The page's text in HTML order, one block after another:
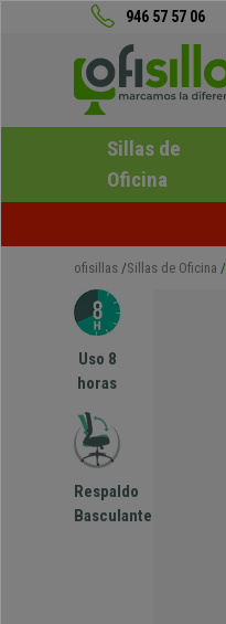
946 57 57 06
Sillas de
Oficina
ofisillas Sillas de Oficina
Uso 8
horas
Respaldo
Basculante